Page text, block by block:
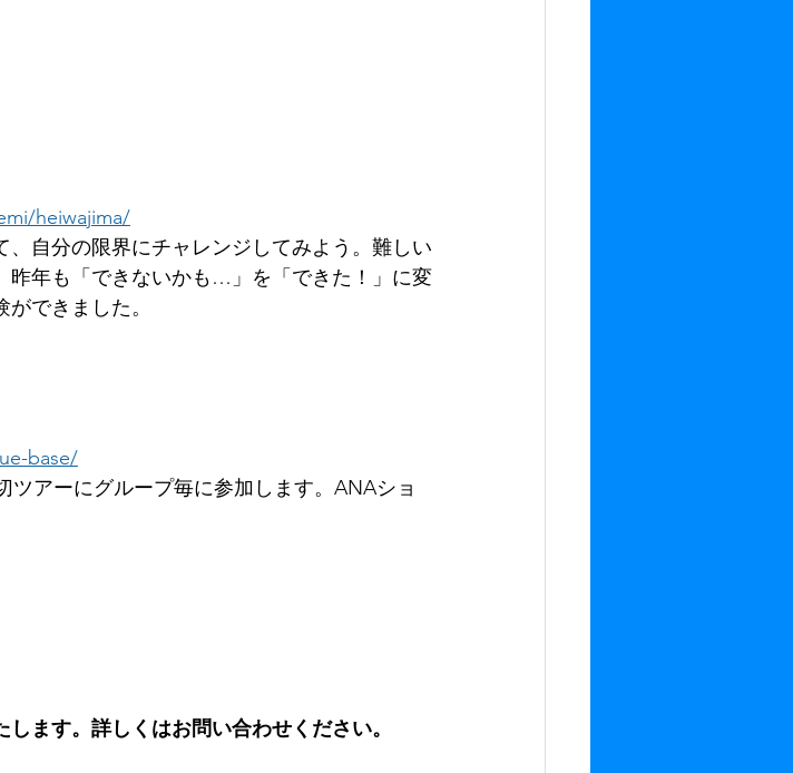
heiwajima/
自分の限界にチャレンジしてみよう。難しい
昨年も「できないかも…」を「できた！」に変
できました。
base/
アーにグループ毎に参加します。ANAショ
ます。詳しくはお問い合わせください。